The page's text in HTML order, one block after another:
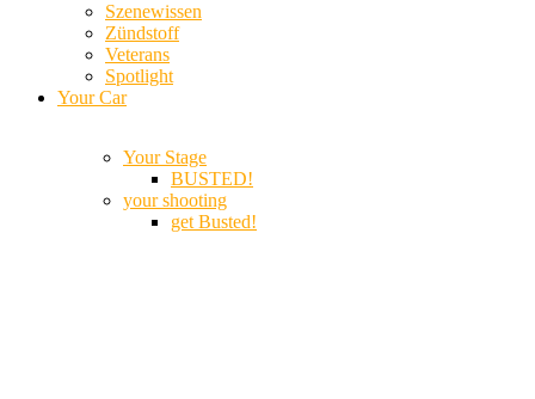
Szenewissen
Zündstoff
Veterans
Spotlight
Your Car
Your Stage
BUSTED!
your shooting
get Busted!